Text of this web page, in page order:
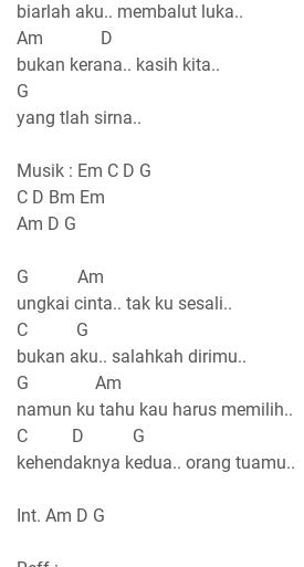
biarlah aku.. membalut luka..
Am D
bukan kerana.. kasih kita..
G
yang tlah sirna..
Musik : Em C D G
C D Bm Em
Am D G
G Am
ungkai cinta.. tak ku sesali..
C G
bukan aku.. salahkah dirimu..
G Am
namun ku tahu kau harus memilih..
C D G
kehendaknya kedua.. orang tuamu..
Int. Am D G